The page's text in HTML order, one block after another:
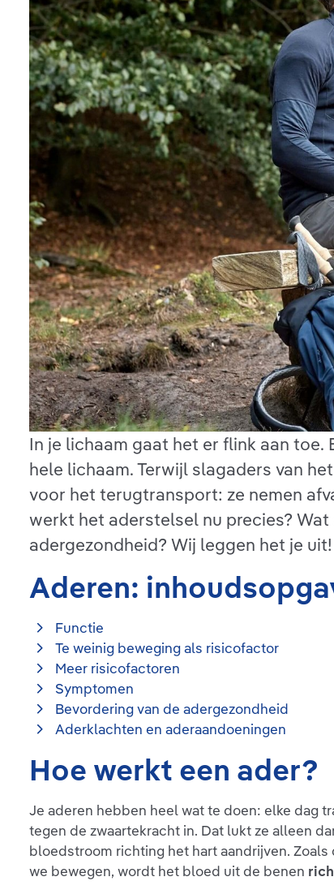
In je lichaam gaat het er flink aan
hele lichaam. Terwijl slagaders van
voor het terugtransport: ze nemen
werkt het aderstelsel nu precies?
adergezondheid? Wij leggen het je uit!
Aderen:
Functie
Te weinig beweging als risicofactor
Meer risicofactoren
Symptomen
Bevordering van de adergezondheid
Aderklachten en aderaandoeningen
Hoe werkt een ader?
Je aderen hebben heel wat te doen: elke dag
tegen de zwaartekracht in. Dat lukt ze alleen
bloedstroom richting het hart aandrijven.
we bewegen, wordt het bloed uit de benen